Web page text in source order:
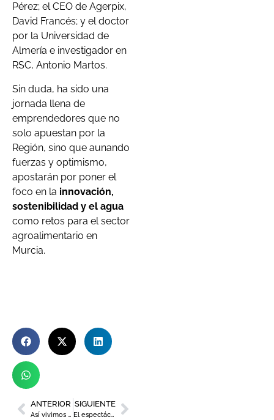
Pérez; el CEO de Agerpix,
David Francés; y el doctor
por la Universidad de
Almería e investigador en
RSC, Antonio Martos.
Sin duda, ha sido una
jornada llena de
emprendedores que no
solo apuestan por la
Región, sino que aunando
fuerzas y optimismo,
apostarán por poner el
foco en la innovación,
sostenibilidad y el agua
como retos para el sector
agroalimentario en
Murcia.
ANTERIOR
Así vivimos el foro ‘Transporte & Logística Summit’ 2023
SIGUIENTE
El espectáculo ‘Noche Cañón’ llega al Centro Párraga de Murcia